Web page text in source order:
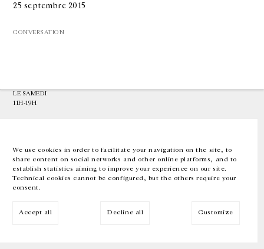
We use cookies in order to facilitate your navigation on the site, to
share content on social networks and other online platforms, and to
establish statistics aiming to improve your experience on our site.
Technical cookies cannot be configured, but the others require your
consent.
Accept all Decline all Customize
25 septembre 2015
CONVERSATION
GALERIE CHANTAL CROUSEL
T.+33 1 42 77 38 87
LE SAMEDI
11H-19H
EN FR 中文 Facebook Instagram
Inscrivez-vous à notre newsletter